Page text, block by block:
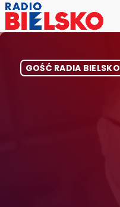
GOŚĆ RADIA BIELSKO